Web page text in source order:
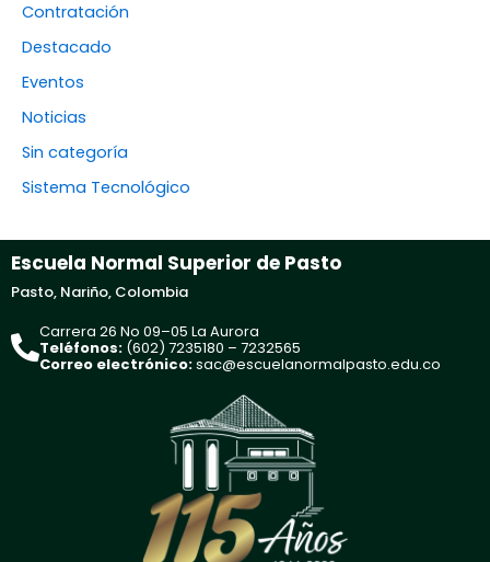
Contratación
Destacado
Eventos
Noticias
Sin categoría
Sistema Tecnológico
Escuela Normal Superior de Pasto
Pasto, Nariño, Colombia
Carrera 26 No 09–05 La Aurora
Teléfonos: (602) 7235180 – 7232565
Correo electrónico:sac@escuelanormalpasto.edu.co